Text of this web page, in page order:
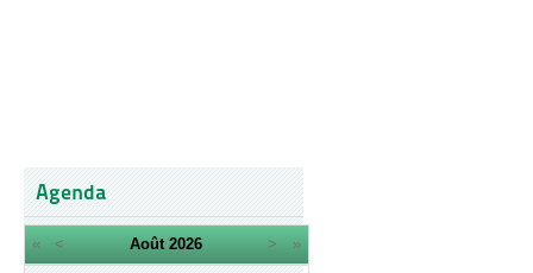
Agenda
« < Août 2026 > »